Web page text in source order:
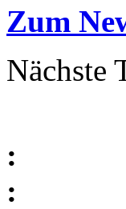
Zum
Nächste
:
: